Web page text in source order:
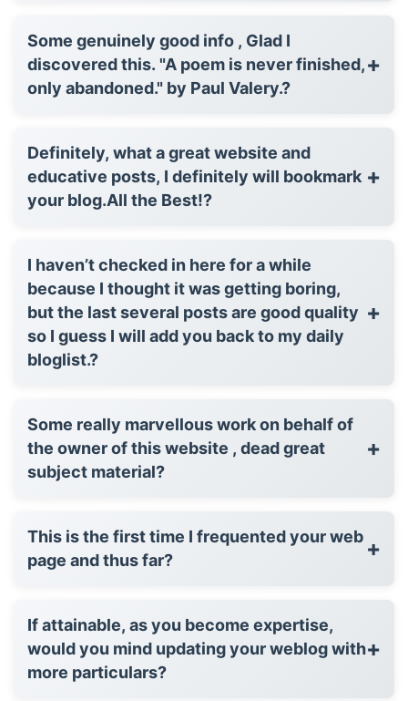
Some genuinely good info , Glad I
discovered this. "A poem is never finished,
only abandoned." by Paul Valery.?
+
Definitely, what a great website and
educative posts, I definitely will bookmark
your blog.All the Best!?
+
I haven’t checked in here for a while
because I thought it was getting boring,
but the last several posts are good quality
so I guess I will add you back to my daily
bloglist.?
+
Some really marvellous work on behalf of
the owner of this website , dead great
subject material?
+
This is the first time I frequented your web
page and thus far?
+
If attainable, as you become expertise,
would you mind updating your weblog with
more particulars?
+